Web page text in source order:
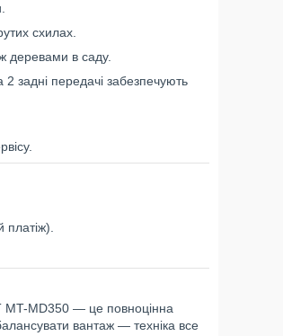
схилах.
деревами в саду.
задні передачі забезпечують
MT-MD350 — це повноцінна
вантаж — техніка все